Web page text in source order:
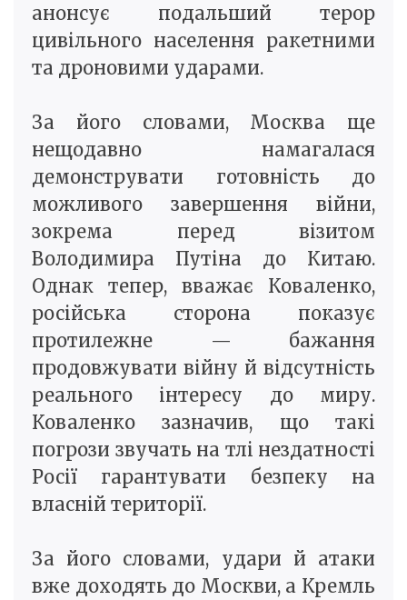
анонсує подальший терор
цивільного населення ракетними
та дроновими ударами.
За його словами, Москва ще
нещодавно намагалася
демонструвати готовність до
можливого завершення війни,
зокрема перед візитом
Володимира Путіна до Китаю.
Однак тепер, вважає Коваленко,
російська сторона показує
протилежне — бажання
продовжувати війну й відсутність
реального інтересу до миру.
Коваленко зазначив, що такі
погрози звучать на тлі нездатності
Росії гарантувати безпеку на
власній території.
За його словами, удари й атаки
вже доходять до Москви, а Кремль